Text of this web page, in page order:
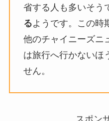
省する人も多いそう
るようです。この時
他のチャイニーズニ
は旅行へ行かないほ
せん。
スポン